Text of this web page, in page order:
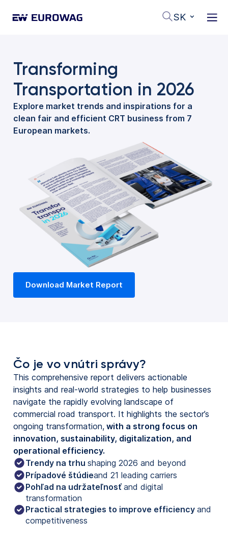
SK
Transforming
Transportation in 2026
Explore market trends and inspirations for a
clean fair and efficient CRT business from 7
European markets.
Download Market Report
Čo je vo vnútri správy?
This comprehensive report delivers actionable
insights and real-world strategies to help businesses
navigate the rapidly evolving landscape of
commercial road transport. It highlights the sector’s
ongoing transformation, with a strong focus on
innovation, sustainability, digitalization, and
operational efficiency.
Trendy na trhu shaping 2026 and beyond
Prípadové štúdieand 21 leading carriers
Pohľad na udržateľnosť and digital
transformation
Practical strategies to improve efficiency and
competitiveness